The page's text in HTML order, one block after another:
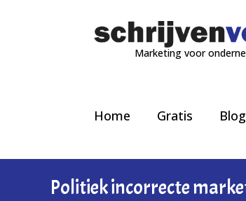
Marketing voor
Home Gratis Blog
Politiek incorrecte